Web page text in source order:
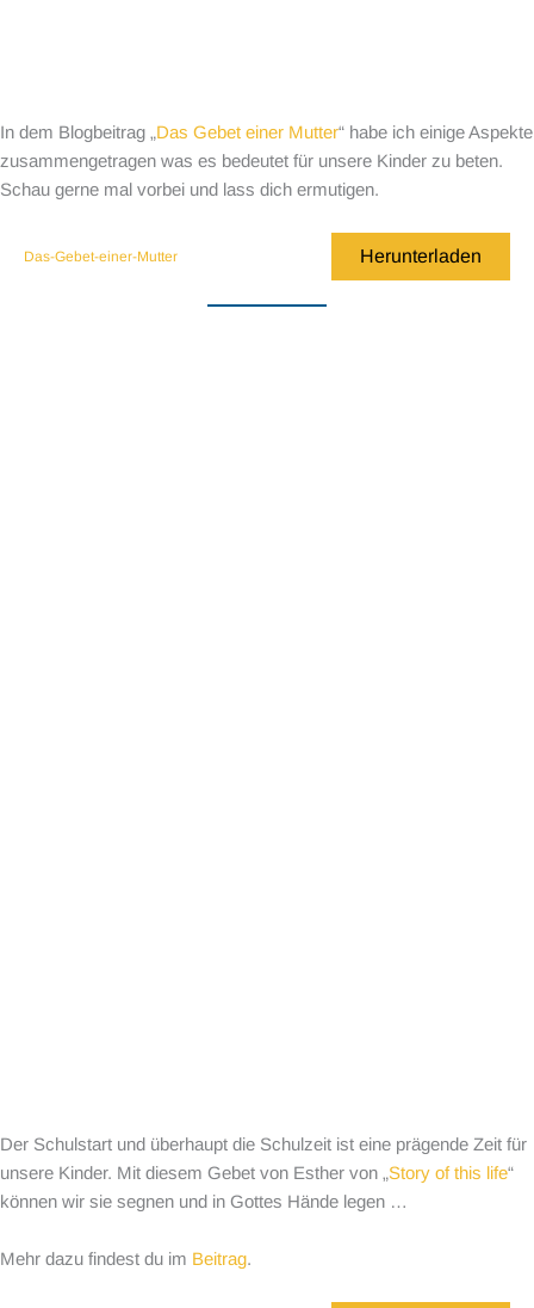
In dem Blogbeitrag „Das Gebet einer Mutter“ habe ich einige Aspekte
zusammengetragen was es bedeutet für unsere Kinder zu beten.
Schau gerne mal vorbei und lass dich ermutigen.
Das-Gebet-einer-Mutter Herunterladen
Der Schulstart und überhaupt die Schulzeit ist eine prägende Zeit für
unsere Kinder. Mit diesem Gebet von Esther von „Story of this life“
können wir sie segnen und in Gottes Hände legen …
Mehr dazu findest du im Beitrag.